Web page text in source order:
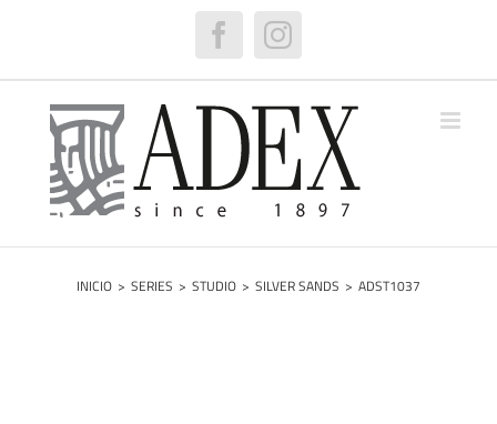
FacebookInstagram
INICIO > SERIES > STUDIO > SILVER SANDS > ADST1037